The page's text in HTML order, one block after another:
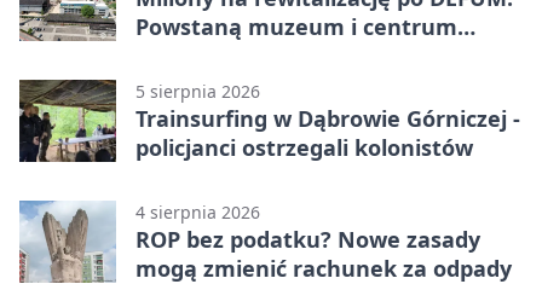
Powstaną muzeum i centrum
5 sierpnia 2026
Trainsurfing w Dąbrowie Górniczej -
policjanci ostrzegali kolonistów
4 sierpnia 2026
ROP bez podatku? Nowe zasady
mogą zmienić rachunek za odpady